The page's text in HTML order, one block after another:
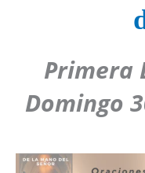
Primera
Domingo